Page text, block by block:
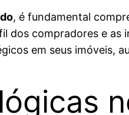
, é fundamental
dos compradores e
em seus imóveis,